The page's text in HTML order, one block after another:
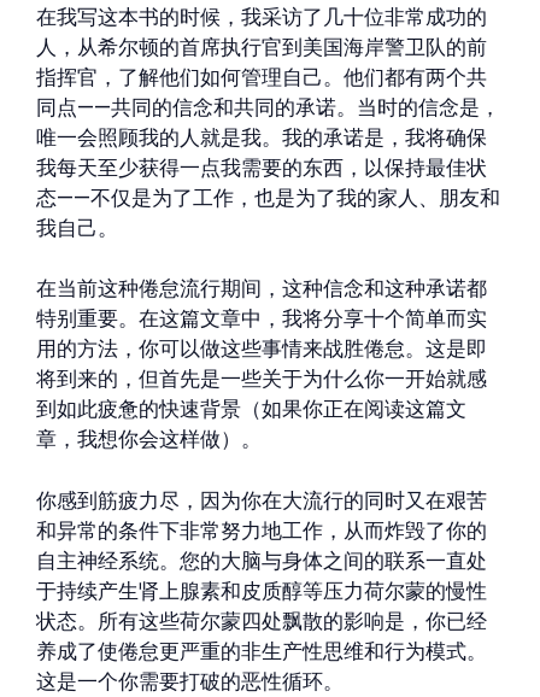
在我写这本书的时候，我采访了几十位非常成功的
人，从希尔顿的首席执行官到美国海岸警卫队的前
指挥官，了解他们如何管理自己。他们都有两个共
同点——共同的信念和共同的承诺。当时的信念是，
唯一会照顾我的人就是我。我的承诺是，我将确保
我每天至少获得一点我需要的东西，以保持最佳状
态——不仅是为了工作，也是为了我的家人、朋友和
我自己。
在当前这种倦怠流行期间，这种信念和这种承诺都
特别重要。在这篇文章中，我将分享十个简单而实
用的方法，你可以做这些事情来战胜倦怠。这是即
将到来的，但首先是一些关于为什么你一开始就感
到如此疲惫的快速背景（如果你正在阅读这篇文
章，我想你会这样做）。
你感到筋疲力尽，因为你在大流行的同时又在艰苦
和异常的条件下非常努力地工作，从而炸毁了你的
自主神经系统。您的大脑与身体之间的联系一直处
于持续产生肾上腺素和皮质醇等压力荷尔蒙的慢性
状态。所有这些荷尔蒙四处飘散的影响是，你已经
养成了使倦怠更严重的非生产性思维和行为模式。
这是一个你需要打破的恶性循环。